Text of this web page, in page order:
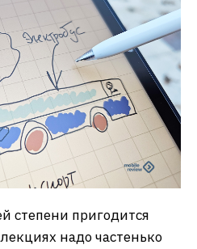
степени пригодится
надо частенько